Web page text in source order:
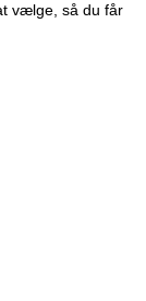
vælge, så du får